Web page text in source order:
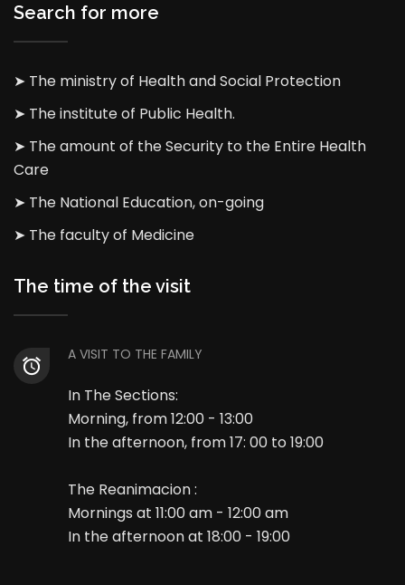
Search for more
➤ The ministry of Health and Social Protection
➤ The institute of Public Health.
➤ The amount of the Security to the Entire Health
Care
➤ The National Education, on-going
➤ The faculty of Medicine
The time of the visit
A VISIT TO THE FAMILY
In The Sections:
Morning, from 12:00 - 13:00
In the afternoon, from 17: 00 to 19:00
The Reanimacion :
Mornings at 11:00 am - 12:00 am
In the afternoon at 18:00 - 19:00